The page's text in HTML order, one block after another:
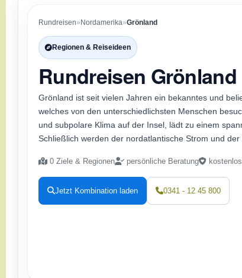
Rundreisen» Nordamerika»Grönland
Regionen & Reiseideen
Rundreisen Grönland
Grönland ist seit vielen Jahren ein bekanntes und
welches von den unterschiedlichsten Menschen
und subpolare Klima auf der Insel, lädt zu einem
Schließlich werden der nordatlantische Strom und der
0 Ziele & Regionen persönliche Beratung
Jetzt Kombination laden 0341 - 12 45 800